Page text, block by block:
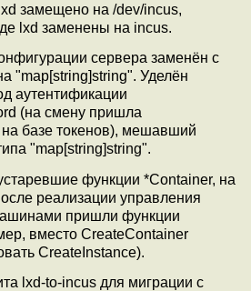
замещено на /dev/incus,
lxd заменены на incus.
сервера заменён с
"map[string]string". Уделён
аутентификации
(на смену пришла
базе токенов), мешавший
"map[string]string".
функции *Container, на
реализации управления
пришли функции
вместо CreateContainer
CreateInstance).
lxd-to-incus для миграции с